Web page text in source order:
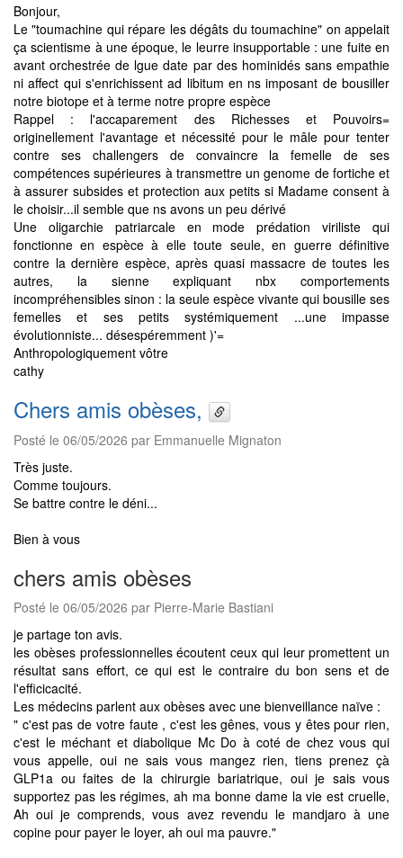
Bonjour,
Le "toumachine qui répare les dégâts du toumachine" on appelait
ça scientisme à une époque, le leurre insupportable : une fuite en
avant orchestrée de lgue date par des hominidés sans empathie
ni affect qui s'enrichissent ad libitum en ns imposant de bousiller
notre biotope et à terme notre propre espèce
Rappel : l'accaparement des Richesses et Pouvoirs=
originellement l'avantage et nécessité pour le mâle pour tenter
contre ses challengers de convaincre la femelle de ses
compétences supérieures à transmettre un genome de fortiche et
à assurer subsides et protection aux petits si Madame consent à
le choisir...il semble que ns avons un peu dérivé
Une oligarchie patriarcale en mode prédation viriliste qui
fonctionne en espèce à elle toute seule, en guerre définitive
contre la dernière espèce, après quasi massacre de toutes les
autres, la sienne expliquant nbx comportements
incompréhensibles sinon : la seule espèce vivante qui bousille ses
femelles et ses petits systémiquement ...une impasse
évolutionniste... désespéremment )'=
Anthropologiquement vôtre
cathy
Chers amis obèses,
Posté le 06/05/2026 par Emmanuelle Mignaton
Très juste.
Comme toujours.
Se battre contre le déni...
Bien à vous
chers amis obèses
Posté le 06/05/2026 par Pierre-Marie Bastiani
je partage ton avis.
les obèses professionnelles écoutent ceux qui leur promettent un
résultat sans effort, ce qui est le contraire du bon sens et de
l'efficicacité.
Les médecins parlent aux obèses avec une bienveillance naïve :
" c'est pas de votre faute , c'est les gênes, vous y êtes pour rien,
c'est le méchant et diabolique Mc Do à coté de chez vous qui
vous appelle, oui ne sais vous mangez rien, tiens prenez çà
GLP1a ou faites de la chirurgie bariatrique, oui je sais vous
supportez pas les régimes, ah ma bonne dame la vie est cruelle,
Ah oui je comprends, vous avez revendu le mandjaro à une
copine pour payer le loyer, ah oui ma pauvre."